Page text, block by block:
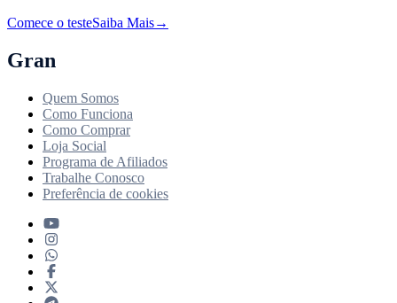
Comece o testeSaiba Mais→
Gran
Quem Somos
Como Funciona
Como Comprar
Loja Social
Programa de Afiliados
Trabalhe Conosco
Preferência de cookies